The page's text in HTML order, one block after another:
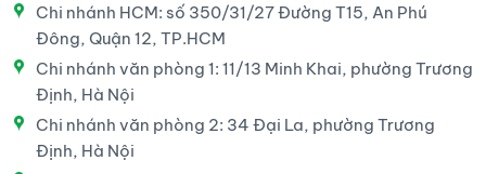
Chi nhánh HCM: số 350/31/27 Đường T15, An Phú
Đông, Quận 12, TP.HCM
Chi nhánh văn phòng 1: 11/13 Minh Khai, phường Trương
Định, Hà Nội
Chi nhánh văn phòng 2: 34 Đại La, phường Trương
Định, Hà Nội